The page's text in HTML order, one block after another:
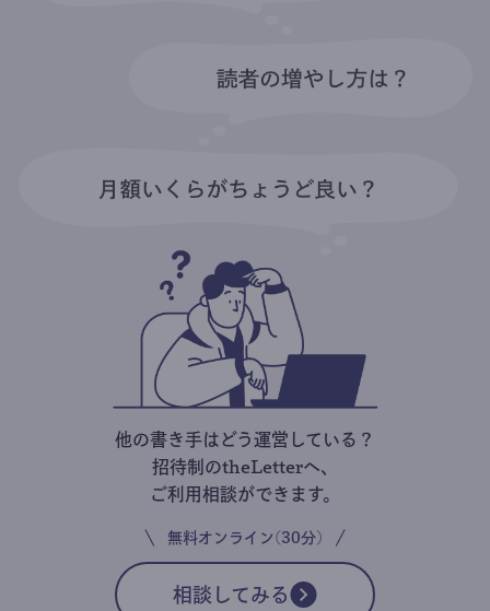
他の書き手はどう運営している？
招待制のtheLetterへ、
ご利用相談ができます。
無料オンライン(30分)
相談してみる